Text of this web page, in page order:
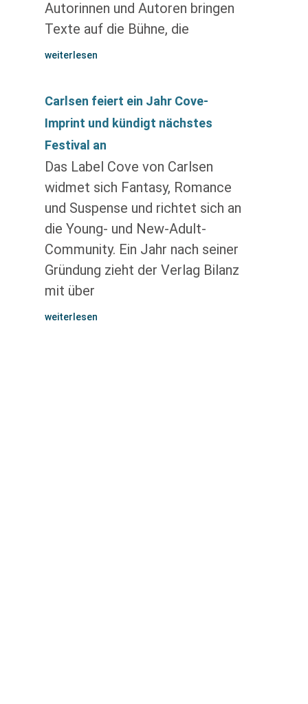
Autorinnen und Autoren bringen
Texte auf die Bühne, die
weiterlesen
Carlsen feiert ein Jahr Cove-
Imprint und kündigt nächstes
Festival an
Das Label Cove von Carlsen
widmet sich Fantasy, Romance
und Suspense und richtet sich an
die Young- und New-Adult-
Community. Ein Jahr nach seiner
Gründung zieht der Verlag Bilanz
mit über
weiterlesen